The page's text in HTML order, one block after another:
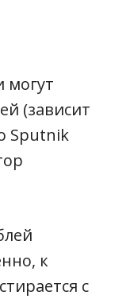
могут
(зависит
Sputnik
к
с